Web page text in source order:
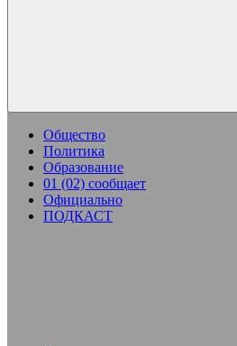
Общество
Политика
Образование
01 (02) сообщает
Официально
ПОДКАСТ